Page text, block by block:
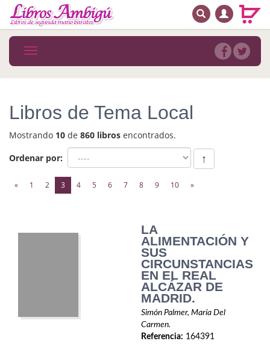
MENÚ PRINCIPAL
Novedades
MATERIAS
Astrología. Ocultismo
Autoayuda. Conocimiento personal
BUSCAR
Toggle
navigation
Libros de Tema Local
Mostrando 10 de 860 libros encontrados.
Ordenar por:
↑
« 1 2 3 (current)
4 5 6 7 8 9 10 »
LA
ALIMENTACIÓN Y
SUS
CIRCUNSTANCIAS
EN EL REAL
ALCÁZAR DE
MADRID.
Simón Palmer, María Del
Carmen.
Referencia: 164391